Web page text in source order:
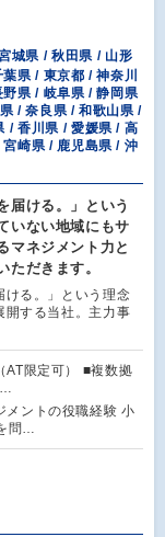
城県 / 秋田県 / 山形
県 / 東京都 / 神奈川
県 / 岐阜県 / 静岡県
/ 奈良県 / 和歌山県 /
/ 香川県 / 愛媛県 / 高
崎県 / 鹿児島県 / 沖
届ける。」という
いない地域にもサ
マネジメント力と
ただきます。
ける。」という理念
開する当社。主力事
AT限定可） ■複数拠
メントの役職経験 小
問…